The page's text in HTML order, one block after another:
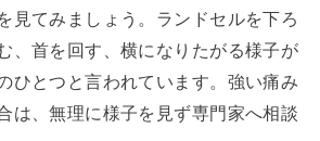
見てみましょう。ランドセルを下ろ
、首を回す、横になりたがる様子が
ひとつと言われています。強い痛み
は、無理に様子を見ず専門家へ相談